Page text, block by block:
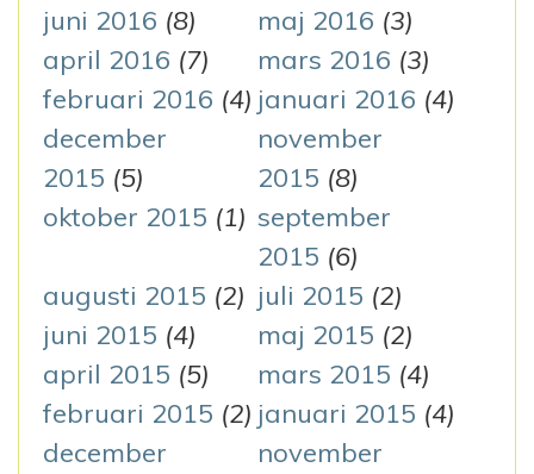
juni 2016 (8) maj 2016 (3)
april 2016 (7) mars 2016 (3)
februari 2016 (4) januari 2016 (4)
december
2015 (5)
november
2015 (8)
oktober 2015 (1) september
2015 (6)
augusti 2015 (2) juli 2015 (2)
juni 2015 (4) maj 2015 (2)
april 2015 (5) mars 2015 (4)
februari 2015 (2) januari 2015 (4)
december
november